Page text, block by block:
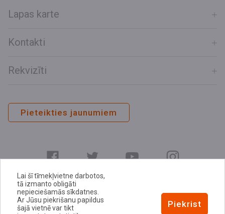
Lapas karte
Kontakti
Rekvizīti
Pieteikties jaunumiem
E-adrese
Lai šī tīmekļvietne darbotos,
tā izmanto obligāti
nepieciešamās sīkdatnes.
Ar Jūsu piekrišanu papildus
šajā vietnē var tikt
Piekrist